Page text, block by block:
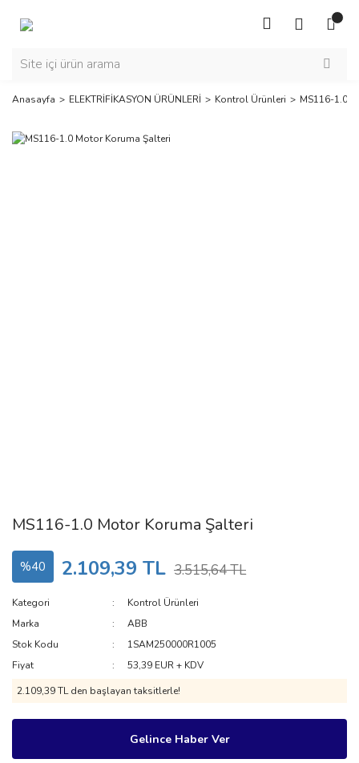
Anasayfa ELEKTRİFİKASYON ÜRÜNLERİ Kontrol Ürünleri MS116-1.0
MS116-1.0 Motor Koruma Şalteri
%40 2.109,39 TL 3.515,64 TL
Kategori
Kontrol Ürünleri
Marka
ABB
Stok Kodu
1SAM250000R1005
Fiyat
53,39 EUR + KDV
2.109,39 TL den başlayan taksitlerle!
Gelince Haber Ver